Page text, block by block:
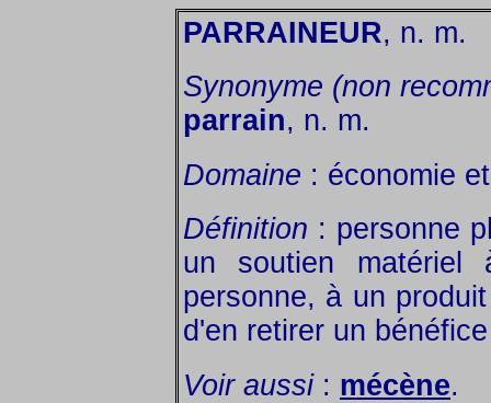
PARRAINEUR, n. m.
Synonyme (non
parrain, n. m.
Domaine : économie
Définition : personne
un soutien matériel
personne, à un
d'en retirer un
Voir aussi: mécène.